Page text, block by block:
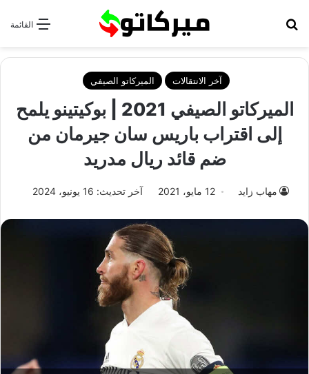
القائمة
آخر الانتقالات الميركاتو الصيفي
الميركاتو الصيفي 2021 | بوكيتينو يلمح
إلى اقتراب باريس سان جيرمان من
ضم قائد ريال مدريد
مهاب زايد 12 مايو، 2021 آخر تحديث: 16 يونيو، 2024